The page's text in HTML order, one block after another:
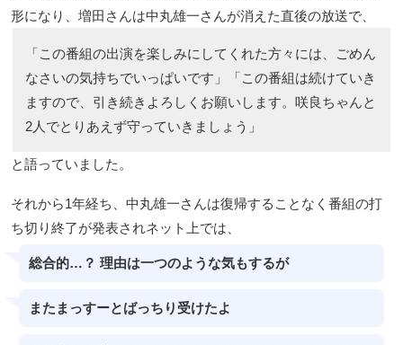
形になり、増田さんは中丸雄一さんが消えた直後の放送で、
「この番組の出演を楽しみにしてくれた方々には、ごめん
なさいの気持ちでいっぱいです」「この番組は続けていき
ますので、引き続きよろしくお願いします。咲良ちゃんと
2人でとりあえず守っていきましょう」
と語っていました。
それから1年経ち、中丸雄一さんは復帰することなく番組の打
ち切り終了が発表されネット上では、
総合的…？ 理由は一つのような気もするが
またまっすーとばっちり受けたよ